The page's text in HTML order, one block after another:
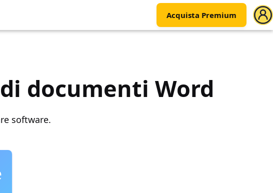
Acquista Premium
documenti Word
software.